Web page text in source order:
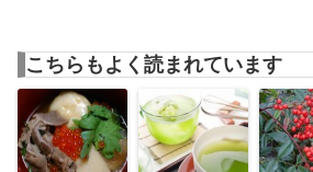
こちらもよく読まれています